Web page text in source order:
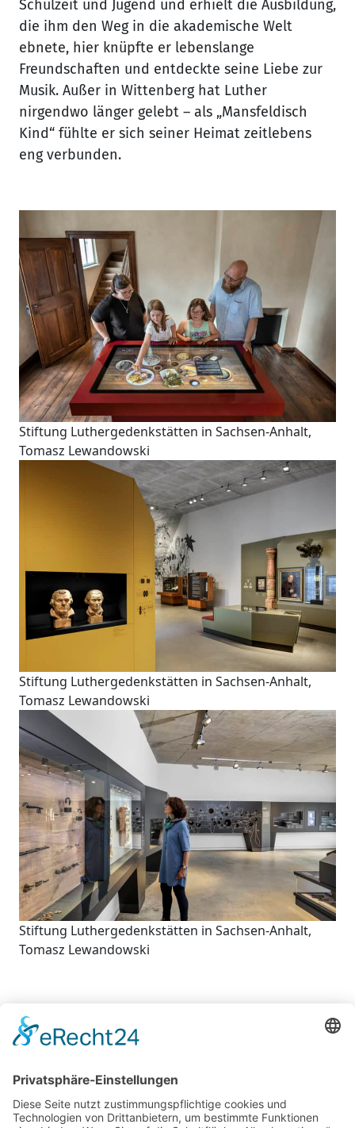
Schulzeit und Jugend und erhielt die Ausbildung,
die ihm den Weg in die akademische Welt
ebnete, hier knüpfte er lebenslange
Freundschaften und entdeckte seine Liebe zur
Musik. Außer in Wittenberg hat Luther
nirgendwo länger gelebt – als „Mansfeldisch
Kind“ fühlte er sich seiner Heimat zeitlebens
eng verbunden.
Stiftung Luthergedenkstätten in Sachsen-Anhalt,
Tomasz Lewandowski
Stiftung Luthergedenkstätten in Sachsen-Anhalt,
Tomasz Lewandowski
Stiftung Luthergedenkstätten in Sachsen-Anhalt,
Tomasz Lewandowski